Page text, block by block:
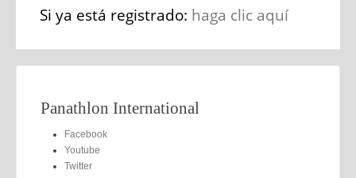
Si ya está registrado: haga clic aquí
Panathlon International
Facebook
Youtube
Twitter